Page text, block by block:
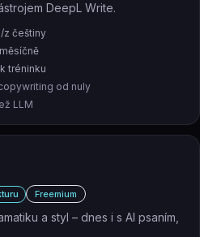
DeepL Write.
z češtiny
tréninku
od nuly
LLM
Freemium
a styl – dnes i s AI psaním,